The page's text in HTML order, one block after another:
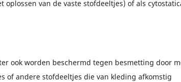
oplossen van de vaste stofdeeltjes) of als
ook worden beschermd tegen besmetting door
of andere stofdeeltjes die van kleding afkomstig